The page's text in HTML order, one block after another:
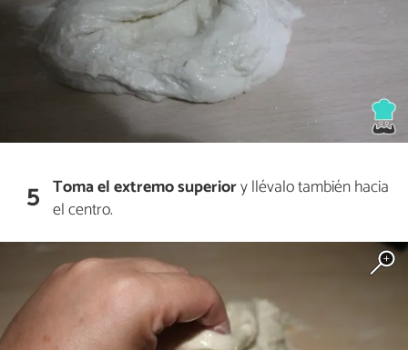
5 Toma el extremo superiory llévalo también hacia
el centro.